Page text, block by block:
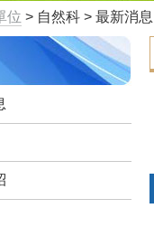
位 > 自然科 > 最新消息